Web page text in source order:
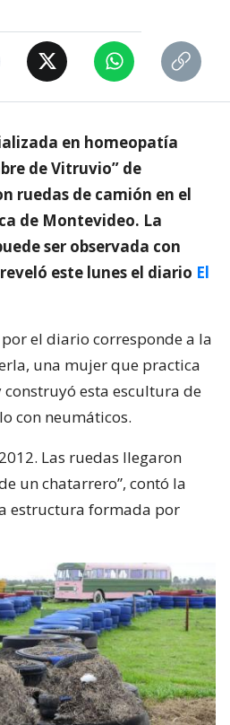
en homeopatía
de Vitruvio” de
ruedas de camión en el
de Montevideo. La
ser observada con
este lunes el diario El
el diario corresponde a la
una mujer que practica
esta escultura de
con neumáticos.
Las ruedas llegaron
un chatarrero”, contó la
estructura formada por